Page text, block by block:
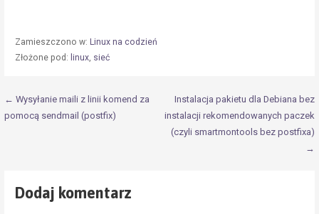
Zamieszczono w: Linux na codzień
Złożone pod: linux, sieć
Nawigacja
← Wysyłanie maili z linii komend za
pomocą sendmail (postfix)
Instalacja pakietu dla Debiana bez
instalacji rekomendowanych paczek
(czyli smartmontools bez postfixa)
→
Dodaj komentarz